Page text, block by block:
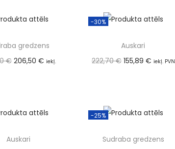
gredzens
€ 206,50 € iekļ.
-30%
Auskari
222,70€ 155,89 € iekļ. PVN
Auskari
-25%
Sudraba gredzens